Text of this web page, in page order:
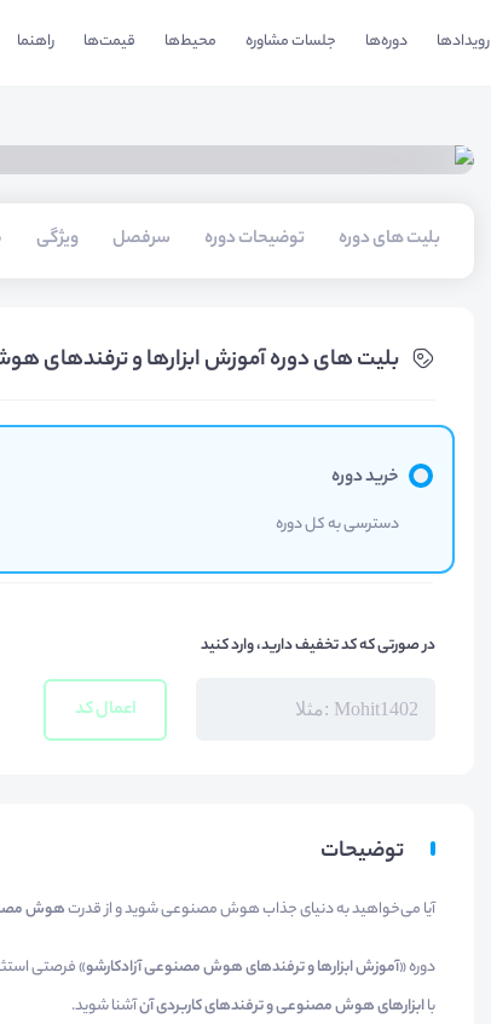
رویدادها دوره‌ها جلسات مشاوره محیط‌ها قیمت‌ها راهنما
بلیت های دوره توضیحات دوره سرفصل ویژگی
بلیت های دوره آموزش ابزارها و ترفندهای
خرید دوره
دسترسی به کل دوره
در صورتی که کد تخفیف دارید، وارد کنید
اعمال کد
توضیحات
آیا می‌خواهید به دنیای جذاب هوش مصنوعی شوید و از قدرتهوش
دوره «آموزش ابزارها و ترفندهای هوش مصنوعی آزادکارشو» فرصتی
باابزارهای هوش مصنوعی و ترفندهای کاربردی آنآشنا شوید.